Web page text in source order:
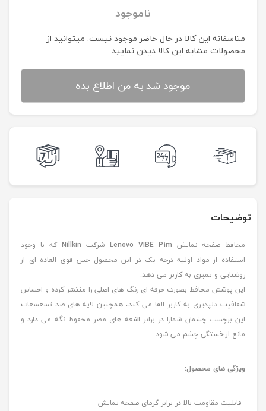
ناموجود
متاسفانه این کالا در حال حاضر موجود نیست. می‍توانید از
محصولات مشابه این کالا دیدن نمایید
موجود شد به من اطلاع بده
توضیحات
محافظ صفحه نمایش Lenovo VIBE P1m شرکت Nillkinکه با وجود
استفاده از مواد اولیه درجه یک در این محصول حس فوق العاده ای از
روشنایی و تمیزی به کاربر می دهد.
این پوشش محافظ بصورت حرفه ای رنگ های اصلی را منتشر کرده و احساس
شفافیت دلپذیری به کاربر القا می کند، همچنین لایه های ضد تشعشعات
این برچسب چشمان شمارا در برابر اشعه های مضر محفوظ نگه می دارد و
مانع از خستگی چشم می شود.
ویژگی های محصول:
- قابلیت مقاومت بالا در برابر گرمای صفحه نمایش